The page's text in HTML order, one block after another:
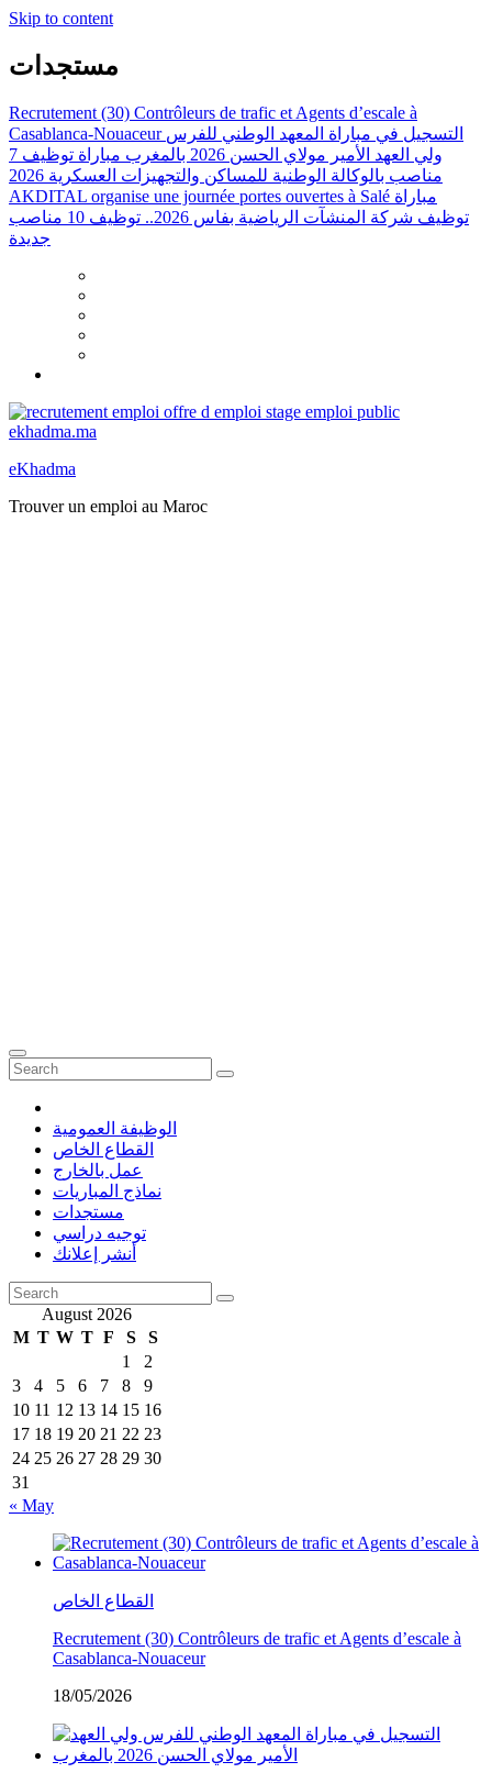
Skip to content
مستجدات
Recrutement (30) Contrôleurs de trafic et Agents d’escale à
Casablanca-Nouaceur التسجيل في مباراة المعهد الوطني للفرس
ولي العهد الأمير مولاي الحسن 2026 بالمغرب
مباراة توظيف 7
مناصب بالوكالة الوطنية للمساكن والتجهيزات العسكرية 2026
AKDITAL organise une journée portes ouvertes à Salé مباراة
توظيف شركة المنشآت الرياضية بفاس 2026.. توظيف 10 مناصب
جديدة
eKhadma
Trouver un emploi au Maroc
الوظيفة العمومية
القطاع الخاص
عمل بالخارج
نماذج المباريات
مستجدات
توجيه دراسي
أنشر إعلانك
August 2026
M T W T F S
S
1
2
3
4 5 6 7 8
9
10 11 12 13 14 15 16
17 18 19 20 21 22 23
24 25 26 27 28 29 30
31
« May
القطاع الخاص
Recrutement (30) Contrôleurs de trafic et Agents d’escale à
Casablanca-Nouaceur
18/05/2026